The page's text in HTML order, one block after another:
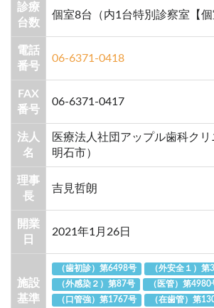
診療
台数
個室8台（内1台特別診察室【個
電話
番号
06-6371-0418
FAX
番号
06-6371-0417
法人
名
医療法人社団アップル歯科ク
明石市）
理事
長
吉見哲朗
開業
日
2021年1月26日
施設
基準
（歯初診）第6498号
（外安全１）第
（外感染２）第87号
（医管）第4980
（口管強）第1767号
（在歯管）第